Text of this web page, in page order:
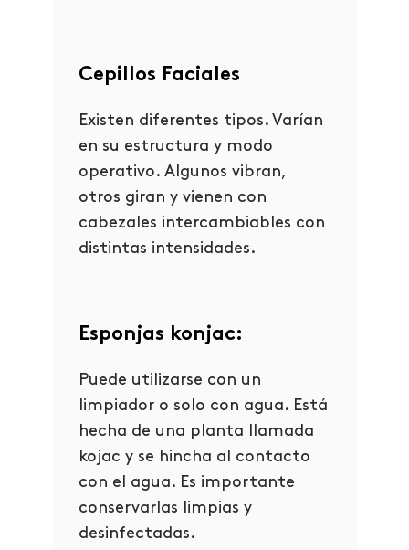
Cepillos Faciales
Existen diferentes tipos. Varían
en su estructura y modo
operativo. Algunos vibran,
otros giran y vienen con
cabezales intercambiables con
distintas intensidades.
Esponjas konjac:
Puede utilizarse con un
limpiador o solo con agua. Está
hecha de una planta llamada
kojac y se hincha al contacto
con el agua. Es importante
conservarlas limpias y
desinfectadas.